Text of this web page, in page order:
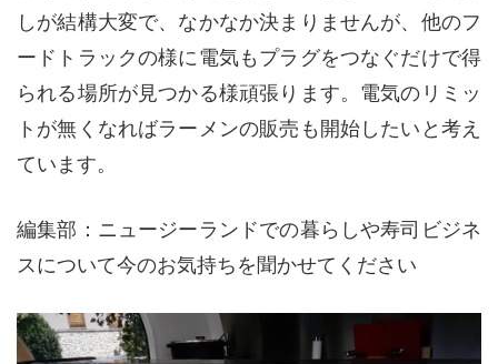
しが結構大変で、なかなか決まりませんが、他のフ
ードトラックの様に電気もプラグをつなぐだけで得
られる場所が見つかる様頑張ります。電気のリミッ
トが無くなればラーメンの販売も開始したいと考え
ています。
編集部：ニュージーランドでの暮らしや寿司ビジネ
スについて今のお気持ちを聞かせてください